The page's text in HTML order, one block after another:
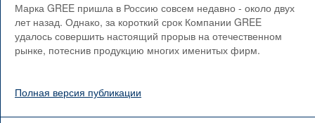
Марка GREE пришла в Россию совсем недавно - около двух
лет назад. Однако, за короткий срок Компании GREE
удалось совершить настоящий прорыв на отечественном
рынке, потеснив продукцию многих именитых фирм.
Полная версия публикации